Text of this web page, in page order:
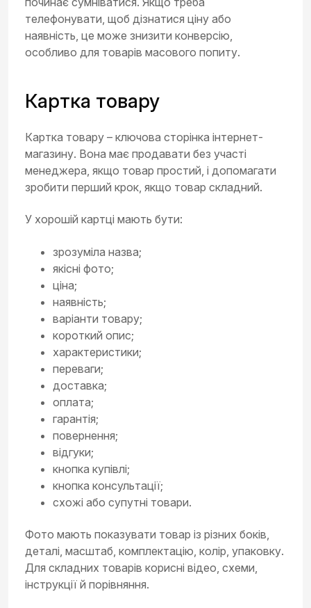
телефонувати, щоб дізнатися ціну або
наявність, це може знизити конверсію,
особливо для товарів масового попиту.
Картка товару
Картка товару – ключова сторінка інтернет-
магазину. Вона має продавати без участі
менеджера, якщо товар простий, і допомагати
зробити перший крок, якщо товар складний.
У хорошій картці мають бути:
зрозуміла назва;
якісні фото;
ціна;
наявність;
варіанти товару;
короткий опис;
характеристики;
переваги;
доставка;
оплата;
гарантія;
повернення;
відгуки;
кнопка купівлі;
кнопка консультації;
схожі або супутні товари.
Фото мають показувати товар із різних боків,
деталі, масштаб, комплектацію, колір, упаковку.
Для складних товарів корисні відео, схеми,
інструкції й порівняння.